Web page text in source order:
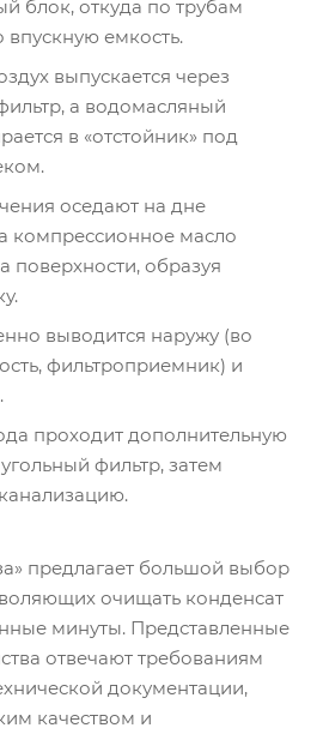
блок, откуда по трубам
впускную емкость.
выпускается через
а водомасляный
в «отстойник» под
оседают на дне
а компрессионное масло
поверхности, образуя
выводится наружу (во
фильтроприемник) и
проходит дополнительную
фильтр, затем
предлагает большой выбор
очищать конденсат
минуты. Представленные
отвечают требованиям
документации,
качеством и